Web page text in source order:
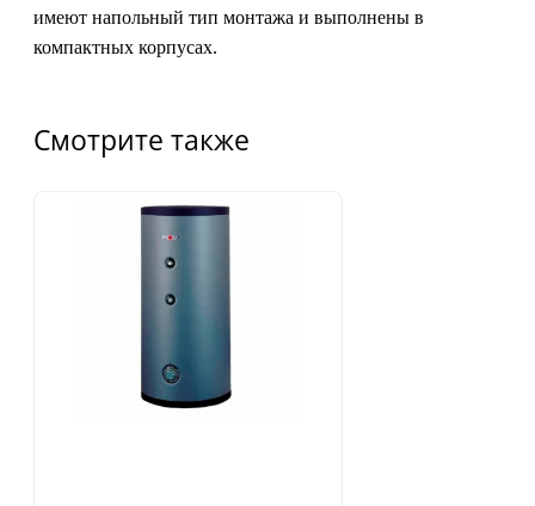
имеют напольный тип монтажа и выполнены в
компактных корпусах.
Смотрите также